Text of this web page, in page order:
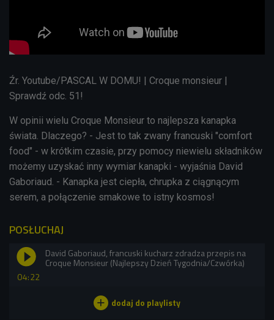
Źr. Youtube/PASCAL W DOMU! | Croque monsieur |
Sprawdź odc. 51!
W opinii wielu Croque Monsieur to najlepsza kanapka
świata. Dlaczego? - Jest to tak zwany francuski "comfort
food" - w krótkim czasie, przy pomocy niewielu składników
możemy uzyskać inny wymiar kanapki - wyjaśnia David
Gaboriaud. - Kanapka jest ciepła, chrupka z ciągnącym
serem, a połączenie smakowe to istny kosmos!
POSŁUCHAJ
04:22
David Gaboriaud, francuski kucharz zdradza przepis na
Croque Monsieur (Najlepszy Dzień Tygodnia/Czwórka)